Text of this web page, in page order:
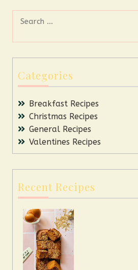
Categories
Breakfast Recipes
Christmas Recipes
General Recipes
Valentines Recipes
Recent Recipes